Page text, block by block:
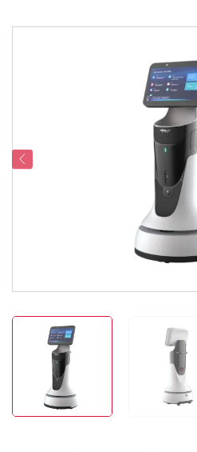
Serviceondersteuning
Contacteer Ons